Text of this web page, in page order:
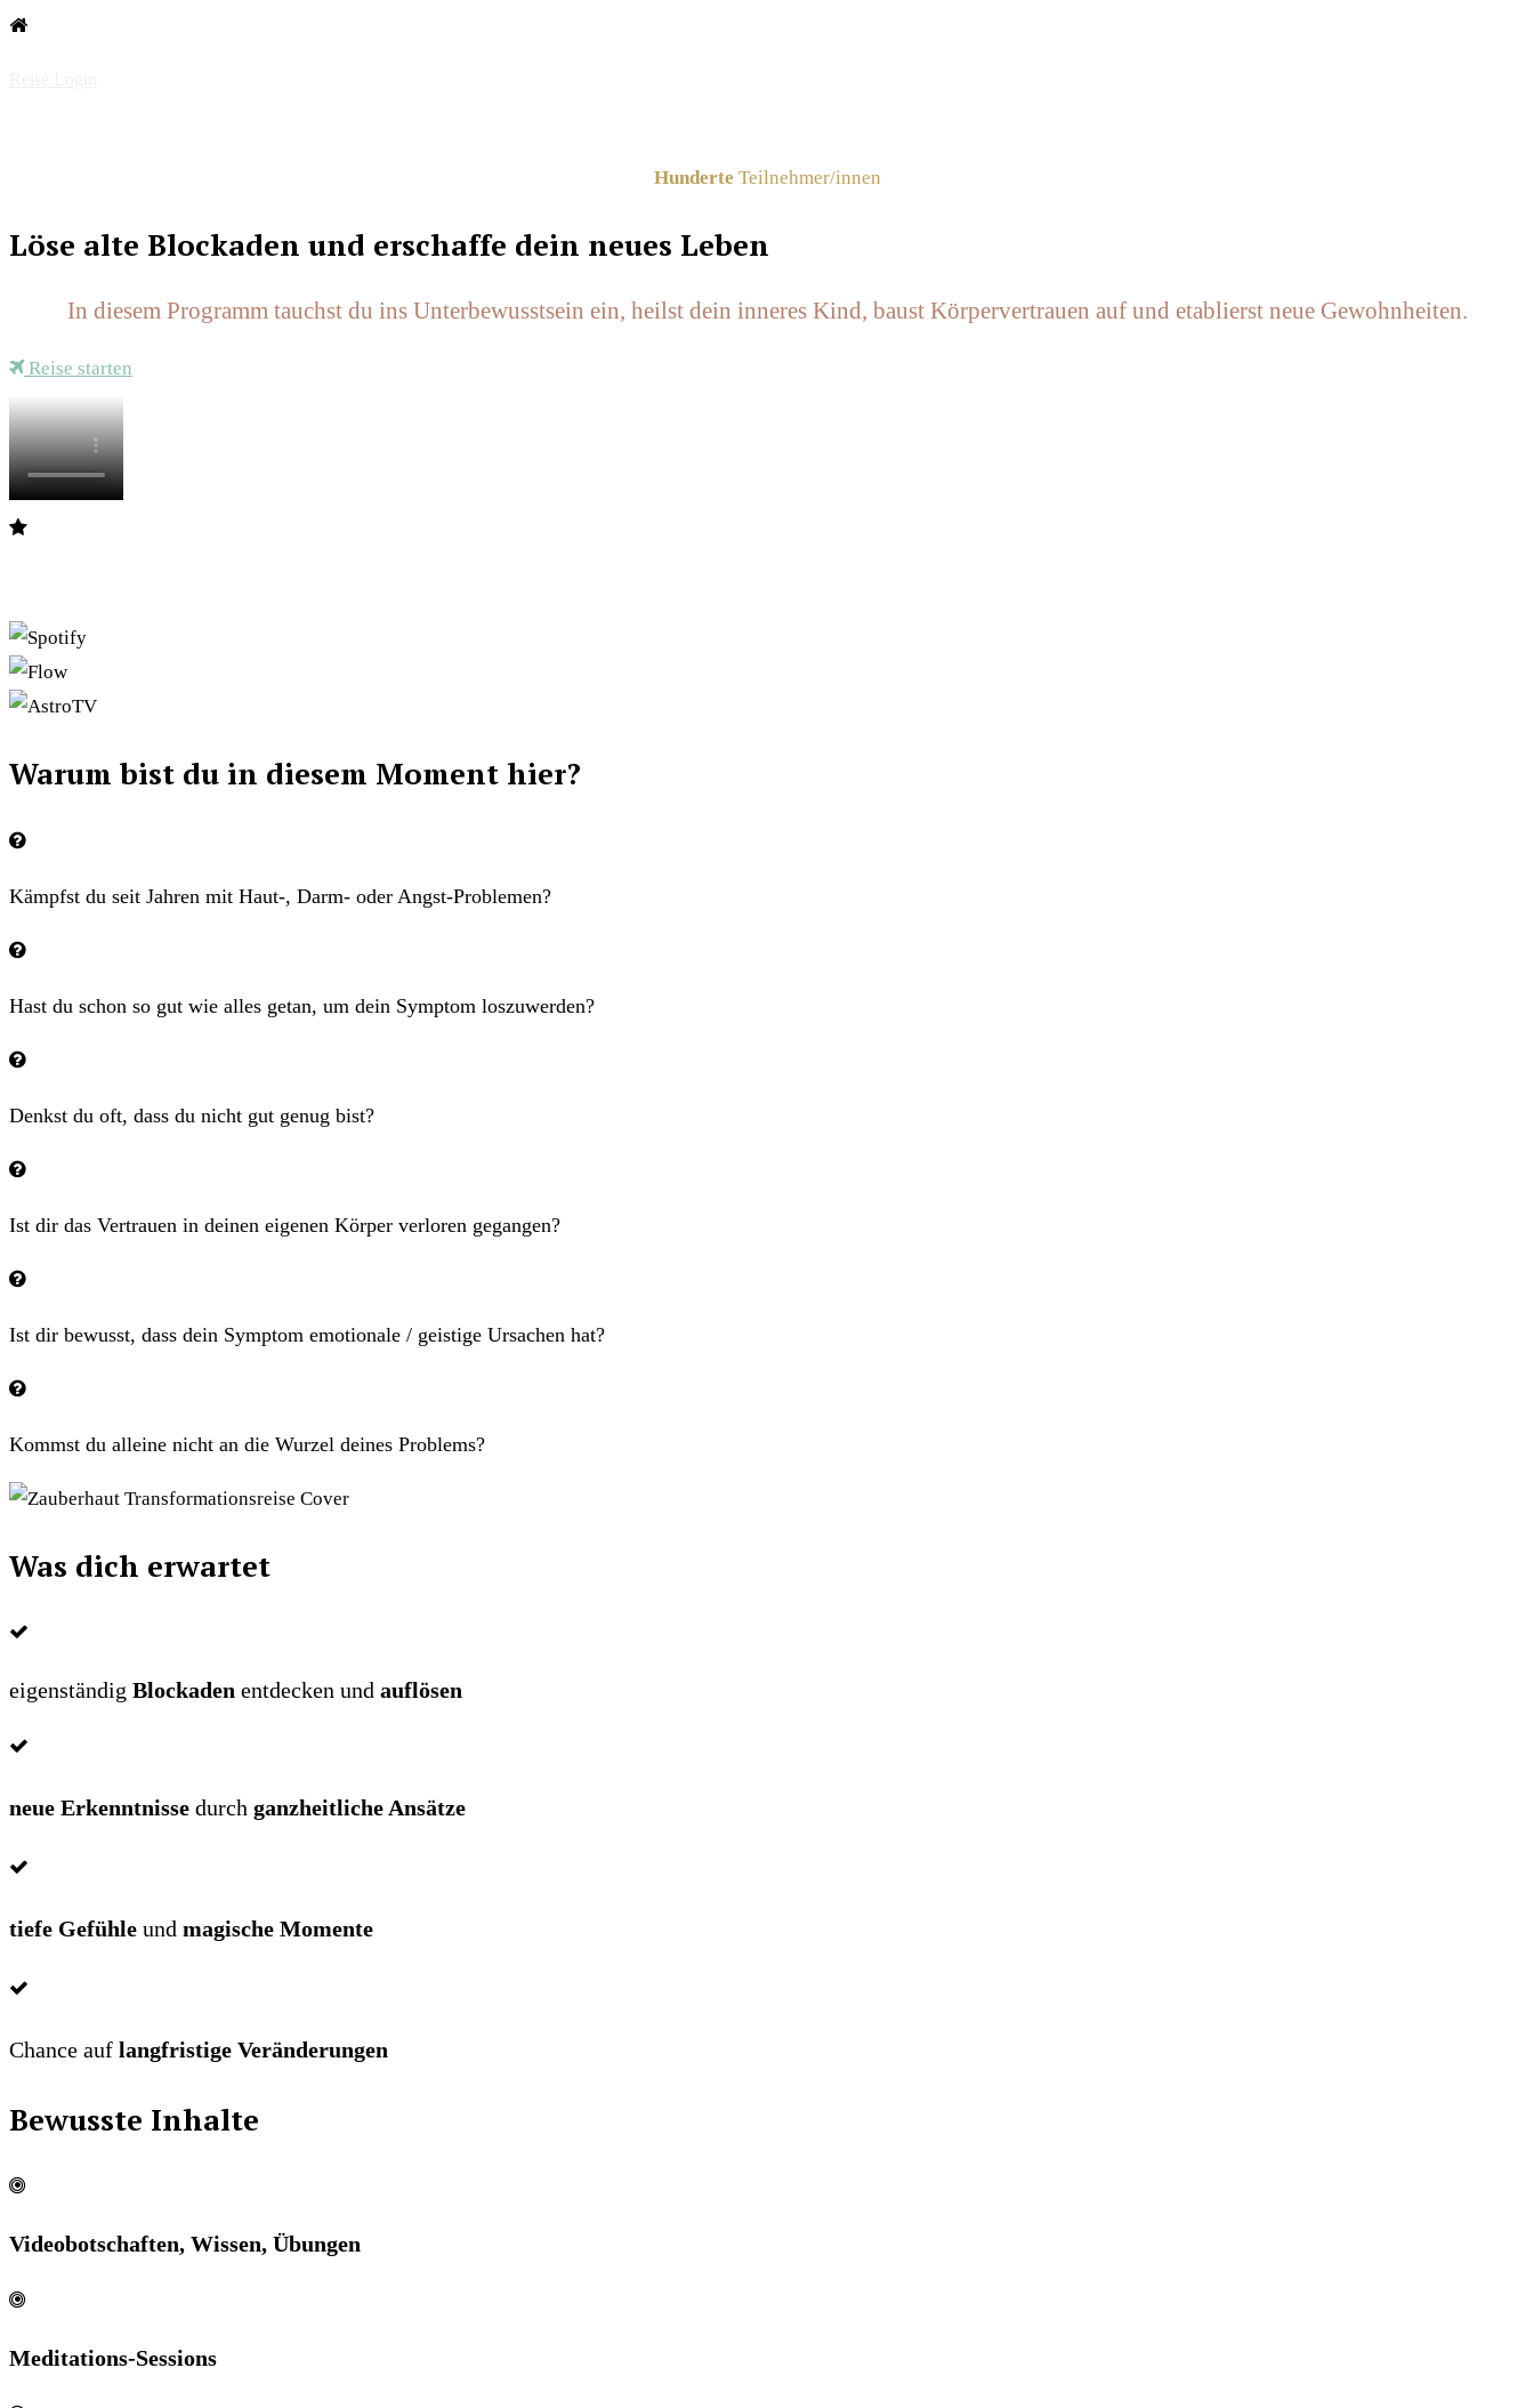
Hunderte Teilnehmer/innen
Löse alte Blockaden und erschaffe dein neues Leben
In diesem Programm tauchst du ins Unterbewusstsein ein, heilst dein inneres Kind, baust Körpervertrauen auf und etablierst neue Gewohnheiten.
Reise starten
Warum bist du in diesem Moment hier?
Kämpfst du seit Jahren mit Haut-, Darm- oder Angst-Problemen?
Hast du schon so gut wie alles getan, um dein Symptom loszuwerden?
Denkst du oft, dass du nicht gut genug bist?
Ist dir das Vertrauen in deinen eigenen Körper verloren gegangen?
Ist dir bewusst, dass dein Symptom emotionale / geistige Ursachen hat?
Kommst du alleine nicht an die Wurzel deines Problems?
Was dich erwartet
eigenständig Blockaden entdecken und auflösen
neue Erkenntnisse durch ganzheitliche Ansätze
tiefe Gefühle und magische Momente
Chance auf langfristige Veränderungen
Bewusste Inhalte
Videobotschaften, Wissen, Übungen
Meditations-Sessions